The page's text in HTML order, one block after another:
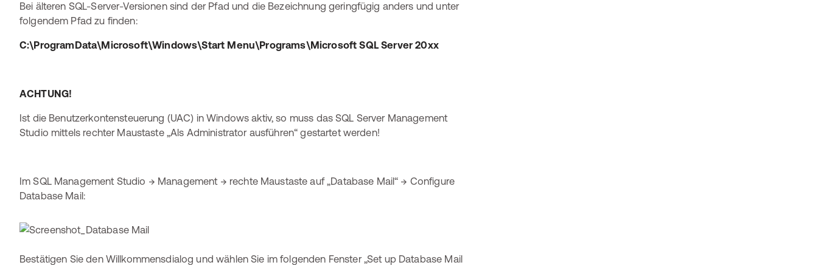
Bei älteren SQL-Server-Versionen sind der Pfad und die Bezeichnung geringfügig anders und unter
folgendem Pfad zu finden:
C:\ProgramData\Microsoft\Windows\Start Menu\Programs\Microsoft SQL Server 20xx
ACHTUNG!
Ist die Benutzerkontensteuerung (UAC) in Windows aktiv, so muss das SQL Server Management
Studio mittels rechter Maustaste „Als Administrator ausführen“ gestartet werden!
Im SQL Management Studio → Management → rechte Maustaste auf „Database Mail“ → Configure
Database Mail:
Bestätigen Sie den Willkommensdialog und wählen Sie im folgenden Fenster „Set up Database Mail